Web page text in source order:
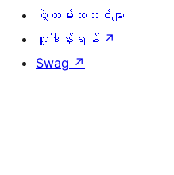
ပွဲလမ်းသဘင်များ
လှူဒါန်းရန် ↗
Swag ↗